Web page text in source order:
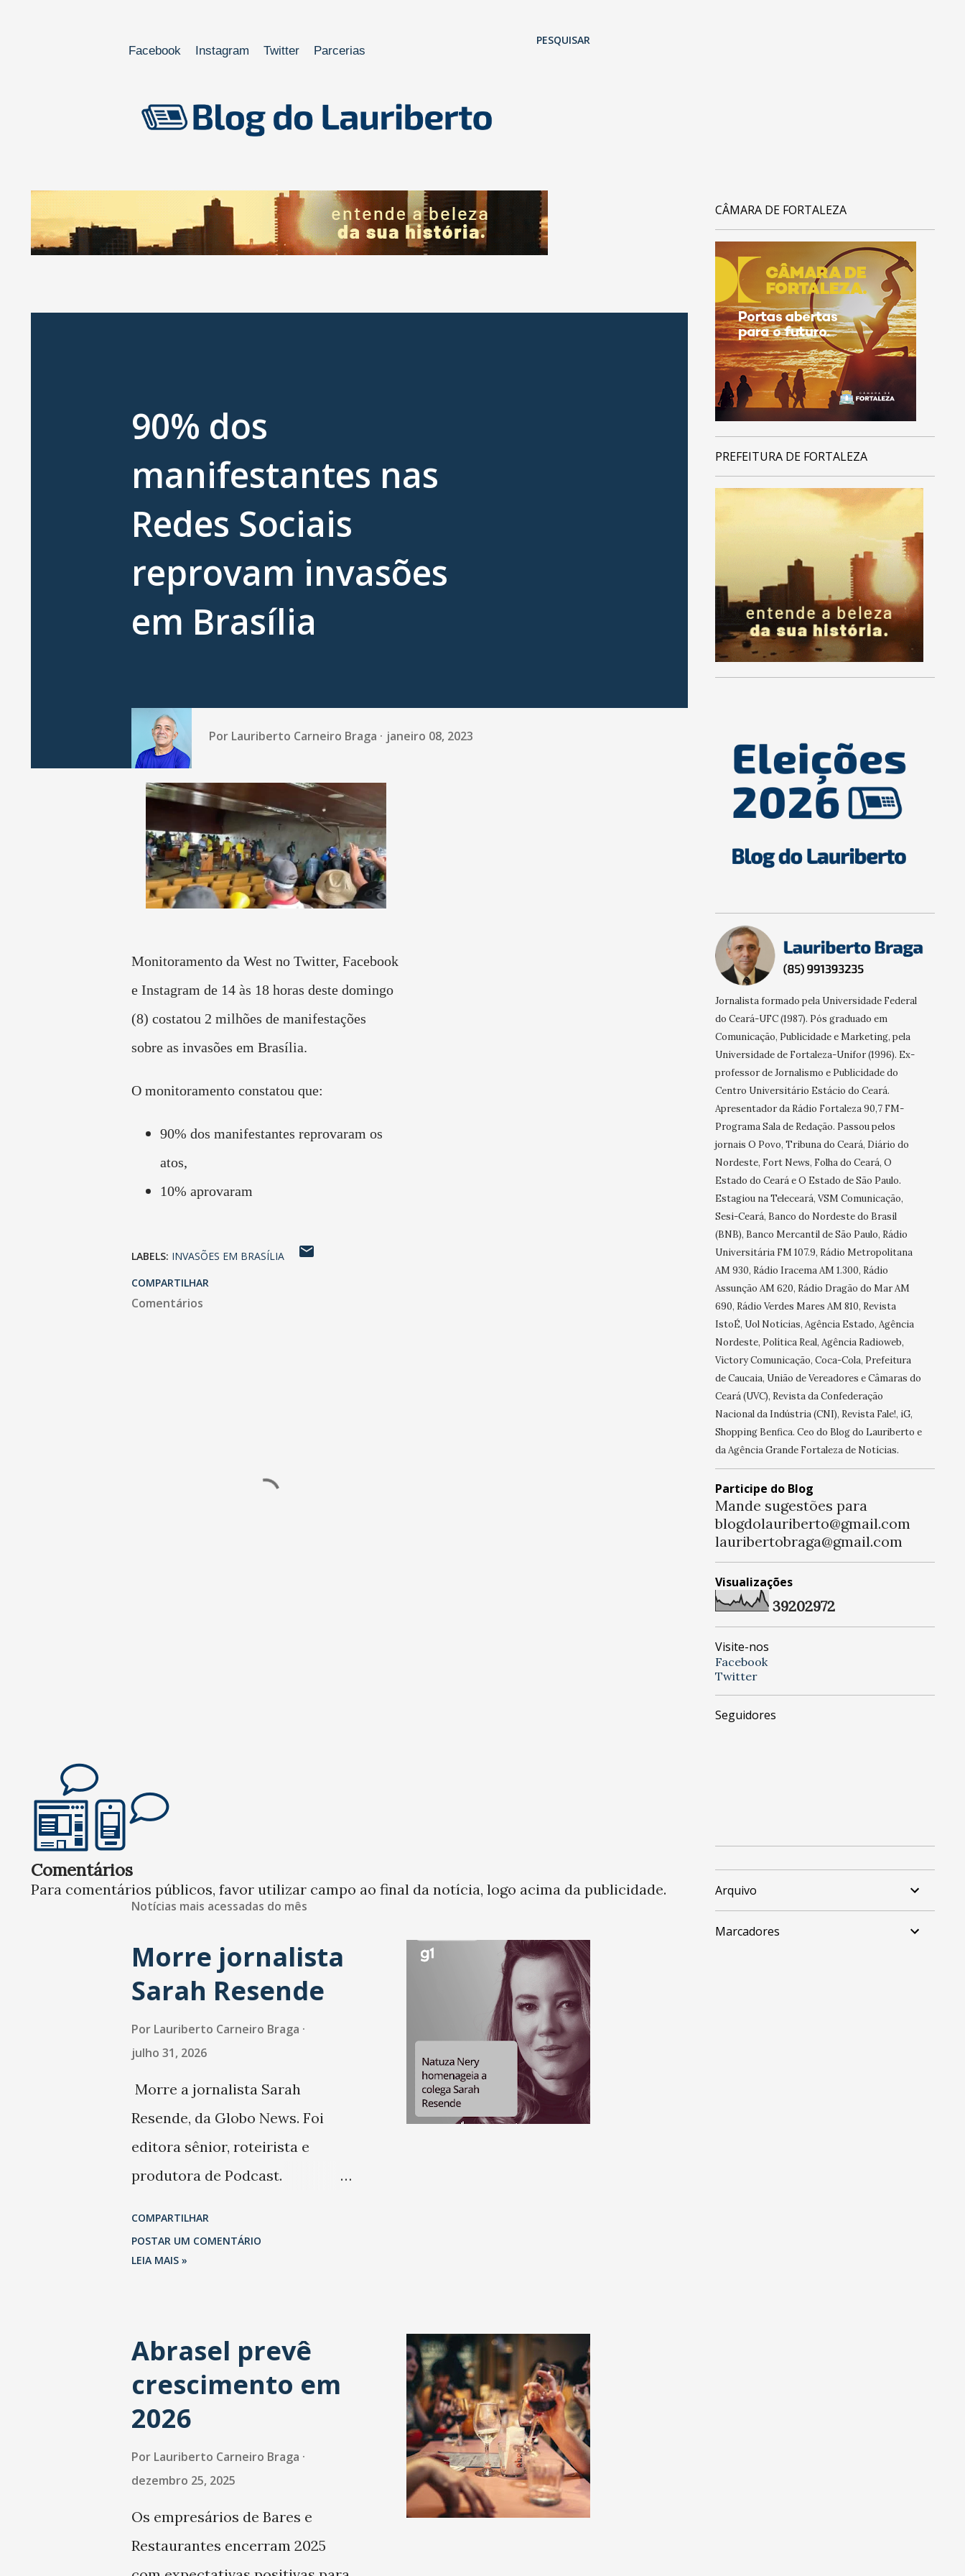
Facebook Instagram Twitter Parcerias
PESQUISAR
90% dos
manifestantes nas
Redes Sociais
reprovam invasões
em Brasília
Por Lauriberto Carneiro Braga janeiro 08, 2023
Monitoramento da West no Twitter, Facebook
e Instagram de 14 às 18 horas deste domingo
(8) costatou 2 milhões de manifestações
sobre as invasões em Brasília.
O monitoramento constatou que:
90% dos manifestantes reprovaram os
atos,
10% aprovaram
LABELS: INVASÕES EM BRASÍLIA
COMPARTILHAR
Comentários
Comentários
Para comentários públicos, favor utilizar campo ao final da notícia, logo acima da publicidade.
Notícias mais acessadas do mês
Morre jornalista
Sarah Resende
Por Lauriberto Carneiro Braga
julho 31, 2026
Morre a jornalista Sarah
Resende, da Globo News. Foi
editora sênior, roteirista e
produtora de Podcast.
São Paulo.
COMPARTILHAR
POSTAR UM COMENTÁRIO
LEIA MAIS »
Abrasel prevê
crescimento em
2026
Por Lauriberto Carneiro Braga
dezembro 25, 2025
Os empresários de Bares e
Restaurantes encerram 2025
CÂMARA DE FORTALEZA
PREFEITURA DE FORTALEZA
Jornalista formado pela Universidade Federal
do Ceará-UFC (1987). Pós graduado em
Comunicação, Publicidade e Marketing, pela
Universidade de Fortaleza-Unifor (1996). Ex-
professor de Jornalismo e Publicidade do
Centro Universitário Estácio do Ceará.
Apresentador da Rádio Fortaleza 90,7 FM-
Programa Sala de Redação. Passou pelos
jornais O Povo, Tribuna do Ceará, Diário do
Nordeste, Fort News, Folha do Ceará, O
Estado do Ceará e O Estado de São Paulo.
Estagiou na Teleceará, VSM Comunicação,
Sesi-Ceará, Banco do Nordeste do Brasil
(BNB), Banco Mercantil de São Paulo, Rádio
Universitária FM 107.9, Rádio Metropolitana
AM 930, Rádio Iracema AM 1.300, Rádio
Assunção AM 620, Rádio Dragão do Mar AM
690, Rádio Verdes Mares AM 810, Revista
IstoÉ, Uol Notícias, Agência Estado, Agência
Nordeste, Política Real, Agência Radioweb,
Victory Comunicação, Coca-Cola, Prefeitura
de Caucaia, União de Vereadores e Câmaras do
Ceará (UVC), Revista da Confederação
Nacional da Indústria (CNI), Revista Fale!, iG,
Shopping Benfica. Ceo do Blog do Lauriberto e
da Agência Grande Fortaleza de Notícias.
Participe do Blog
Mande sugestões para
blogdolauriberto@gmail.com
lauribertobraga@gmail.com
Visualizações
39202972
Visite-nos
Facebook
Twitter
Seguidores
Arquivo
Marcadores